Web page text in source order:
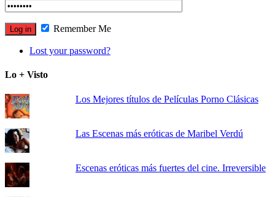
Remember Me
Lost your password?
Lo + Visto
Los Mejores títulos de Películas Porno Clásicas
Las Escenas más eróticas de Maribel Verdú
Escenas eróticas más fuertes del cine. Irreversible